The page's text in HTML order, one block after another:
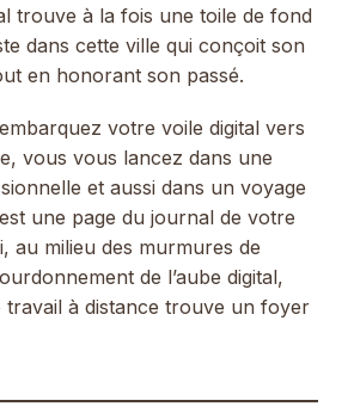
trouve à la fois une toile de fond
dans cette ville qui conçoit son
en honorant son passé.
votre voile digital vers
vous vous lancez dans une
et aussi dans un voyage
une page du journal de votre
au milieu des murmures de
de l’aube digital,
travail à distance trouve un foyer